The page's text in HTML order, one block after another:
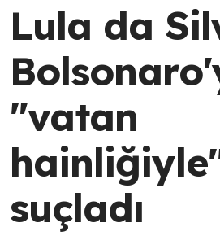
Lula da
"vatan
suçladı